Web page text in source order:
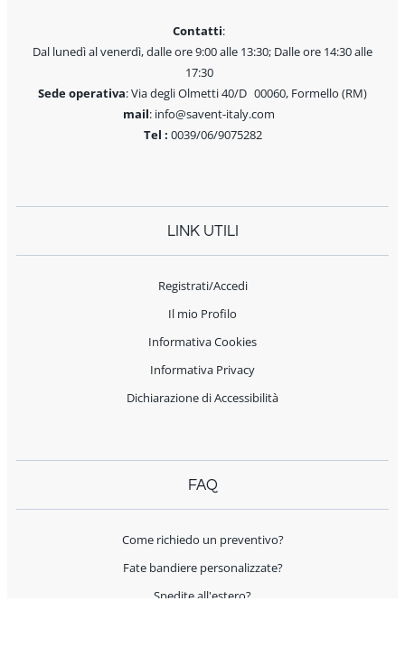
Contatti:
Dal lunedì al venerdì, dalle ore 9:00 alle 13:30; Dalle ore 14:30 alle
17:30
Sede operativa: Via degli Olmetti 40/D 00060, Formello (RM)
mail: info@savent-italy.com
Tel : 0039/06/9075282
LINK UTILI
Registrati/Accedi
Il mio Profilo
Informativa Cookies
Informativa Privacy
Dichiarazione di Accessibilità
FAQ
Come richiedo un preventivo?
Fate bandiere personalizzate?
Spedite all'estero?